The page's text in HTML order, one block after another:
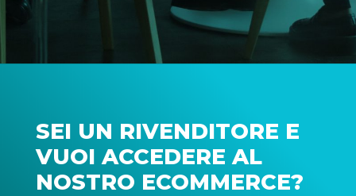
SEI UN RIVENDITORE E
VUOI ACCEDERE AL
NOSTRO ECOMMERCE?